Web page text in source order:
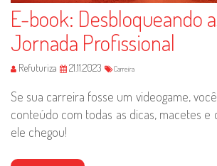
E-book: Desbloqueando
Jornada Profissional
Refuturiza 21.11.2023 Carreira
Se sua carreira fosse um videogame,
conteúdo com todas as dicas, macetes e
ele chegou!